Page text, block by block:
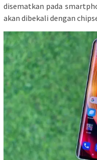
disematkan pada
akan dibekali dengan